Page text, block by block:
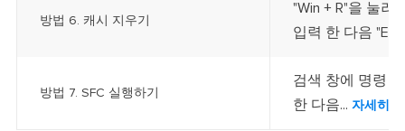
방법 6. 캐시 지우기
"Win + R"을 눌러
입력 한 다음
방법 7. SFC 실행하기
검색 창에 명령
한 다음... 자세히